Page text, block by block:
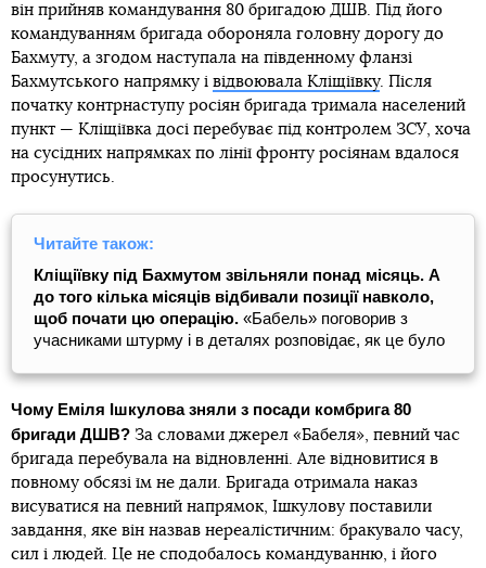
він прийняв командування 80 бригадою ДШВ. Під його
командуванням бригада обороняла головну дорогу до
Бахмуту, а згодом наступала на південному фланзі
Бахмутського напрямку і відвоювала Кліщіївку. Після
початку контрнаступу росіян бригада тримала населений
пункт — Кліщіївка досі перебуває під контролем ЗСУ, хоча
на сусідних напрямках по лінії фронту росіянам вдалося
просунутись.
Читайте також:
Кліщіївку під Бахмутом звільняли понад місяць. А
до того кілька місяців відбивали позиції навколо,
щоб почати цю операцію. «Бабель» поговорив з
учасниками штурму і в деталях розповідає, як це було
Чому Еміля Ішкулова зняли з посади комбрига 80
бригади ДШВ? За словами джерел «Бабеля», певний час
бригада перебувала на відновленні. Але відновитися в
повному обсязі їм не дали. Бригада отримала наказ
висуватися на певний напрямок, Ішкулову поставили
завдання, яке він назвав нереалістичним: бракувало часу,
сил і людей. Це не сподобалось командуванню, і його